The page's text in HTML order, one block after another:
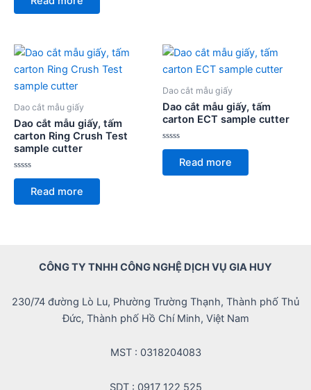
of
Dao cắt mẫu giấy
Dao cắt mẫu giấy, tấm
carton Ring Crush Test
sample cutter
Rated
of
Read more
Dao cắt mẫu giấy
Dao cắt mẫu giấy, tấm
carton ECT sample cutter
Rated
of
Read more
CÔNG TY TNHH CÔNG NGHỆ DỊCH VỤ GIA HUY
230/74 đường Lò Lu, Phường Trường Thạnh, Thành phố Thủ
Đức, Thành phố Hồ Chí Minh, Việt Nam
MST : 0318204083
SDT : 0917 122 525